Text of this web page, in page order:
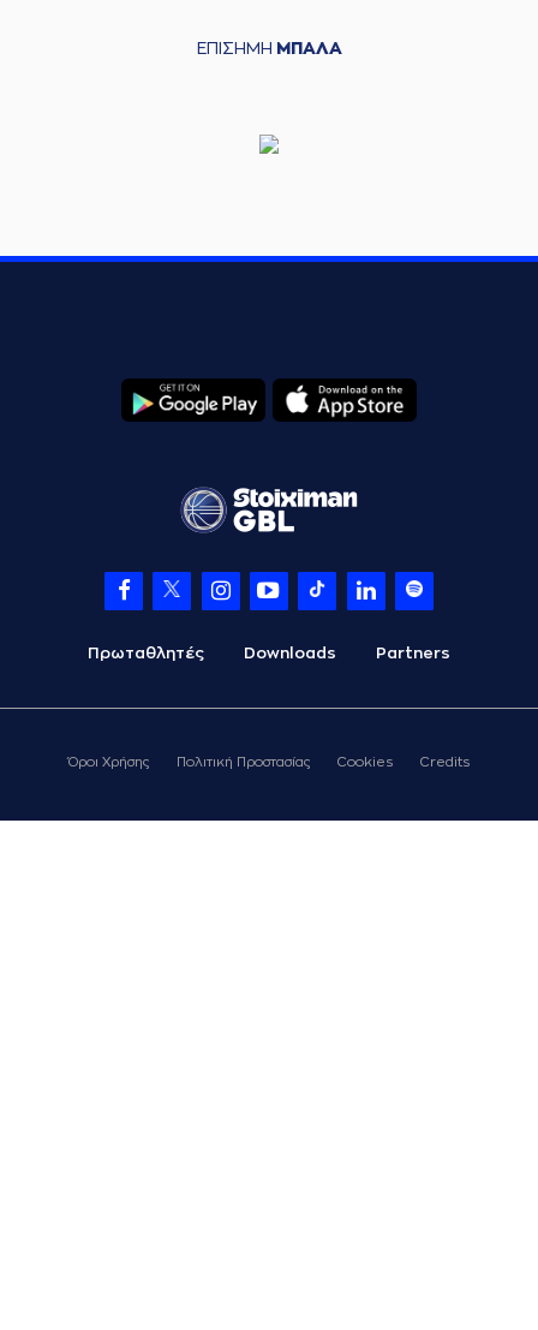
ΕΠΙΣΗΜΗ ΜΠΑΛΑ
Πρωταθλητές Downloads Partners
Όροι Χρήσης Πολιτική Προστασίας Cookies Credits